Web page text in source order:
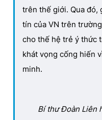
trên thế giới. Qua đó,
tín của VN trên
cho thế hệ trẻ ý thức
khát vọng cống hiến
minh.
Bí thư Đoàn Liên